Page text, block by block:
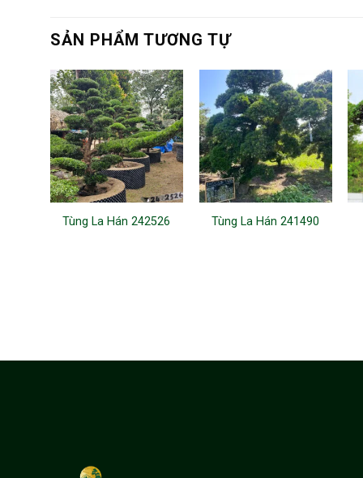
SẢN PHẨM TƯƠNG TỰ
Tùng La Hán 242526 Tùng La Hán 241490